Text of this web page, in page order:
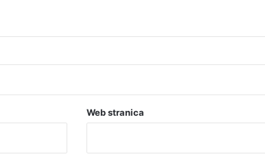
Web stranica